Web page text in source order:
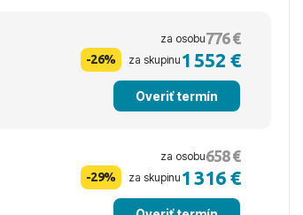
za osobu776 €
-26% za skupinu 1 552 €
Overiť termín
za osobu658 €
-29% za skupinu 1 316 €